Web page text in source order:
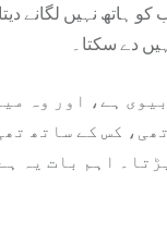
ہاتھ نہیں لگانے
دے سکتا۔
ہے، اور وہ
کس کے ساتھ
اہم بات یہ